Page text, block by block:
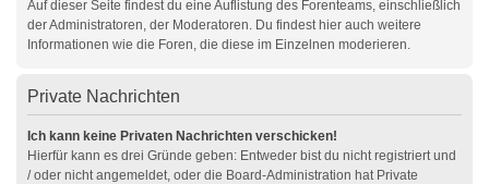
Auf dieser Seite findest du eine Auflistung des Forenteams, einschließlich
der Administratoren, der Moderatoren. Du findest hier auch weitere
Informationen wie die Foren, die diese im Einzelnen moderieren.
Private Nachrichten
Ich kann keine Privaten Nachrichten verschicken!
Hierfür kann es drei Gründe geben: Entweder bist du nicht registriert und
/ oder nicht angemeldet, oder die Board-Administration hat Private